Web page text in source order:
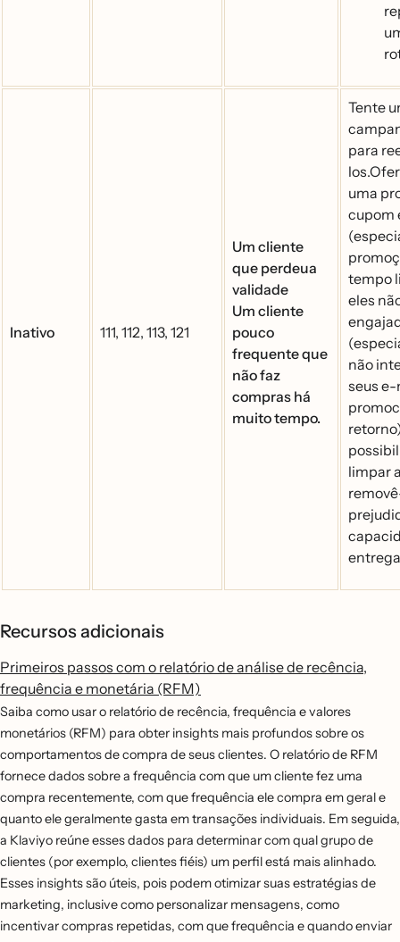
Inativo 111, 112, 113, 121
Um cliente
que perdeua
validade
Um cliente
pouco
frequente que
não faz
compras há
muito tempo.
Tente
para
uma
cupom
tempo
eles
não
seus
limpar
Recursos adicionais
Primeiros passos com o relatório de análise de recência,
frequência e monetária (RFM)
Saiba como usar o relatório de recência, frequência e valores
monetários (RFM) para obter insights mais profundos sobre os
comportamentos de compra de seus clientes. O relatório de RFM
fornece dados sobre a frequência com que um cliente fez uma
compra recentemente, com que frequência ele compra em geral e
quanto ele geralmente gasta em transações individuais. Em seguida,
a Klaviyo reúne esses dados para determinar com qual grupo de
clientes (por exemplo, clientes fiéis) um perfil está mais alinhado.
Esses insights são úteis, pois podem otimizar suas estratégias de
marketing, inclusive como personalizar mensagens, como
incentivar compras repetidas, com que frequência e quando enviar